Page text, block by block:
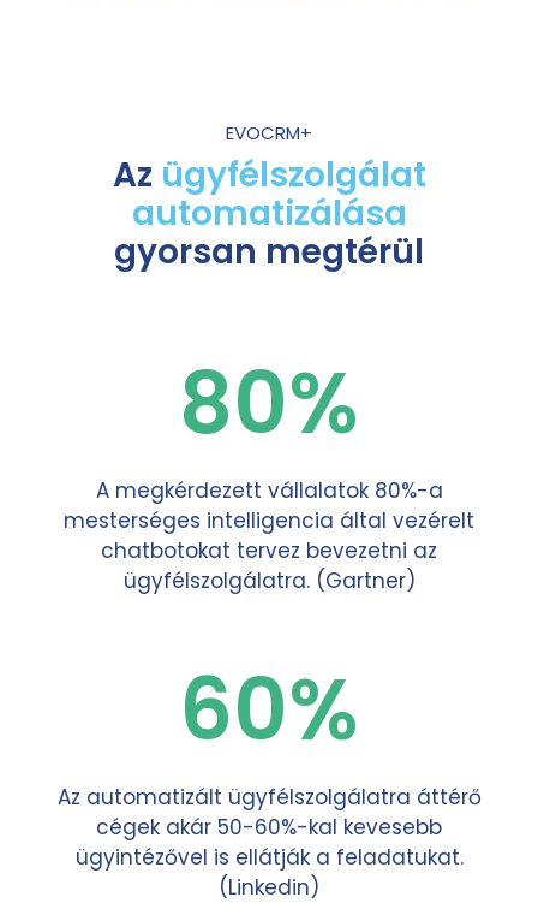
EVOCRM+
Az ügyfélszolgálat
automatizálása
gyorsan megtérül
80%
A megkérdezett vállalatok 80%-a
mesterséges intelligencia által vezérelt
chatbotokat tervez bevezetni az
ügyfélszolgálatra. (Gartner)
60%
Az automatizált ügyfélszolgálatra áttérő
cégek akár 50-60%-kal kevesebb
ügyintézővel is ellátják a feladatukat.
(Linkedin)